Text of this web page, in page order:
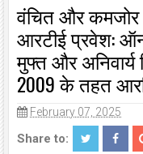
वंचित और कमजोर
आरटीई प्रवेश:
मुफ्त और अनिवार्य
2009 के तहत
February 07, 2025
Share to: